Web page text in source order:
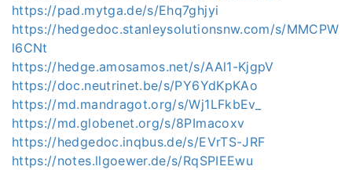
https://pad.mytga.de/s/Ehq7ghjyi
https://hedgedoc.stanleysolutionsnw.com/s/MMCPW
l6CNt
https://hedge.amosamos.net/s/AAl1-KjgpV
https://doc.neutrinet.be/s/PY6YdKpKAo
https://md.mandragot.org/s/Wj1LFkbEv_
https://md.globenet.org/s/8PImacoxv
https://hedgedoc.inqbus.de/s/EVrTS-JRF
https://notes.llgoewer.de/s/RqSPIEEwu